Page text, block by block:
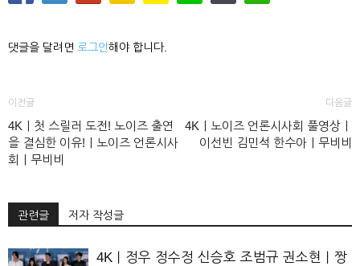
댓글을 달려면 로그인해야 합니다.
이전글
4K｜첫 스릴러 도전! 노이즈 출연
을 결심한 이유!｜노이즈 언론시사
회｜무비비
다음글
4K｜노이즈 언론시사회 풀영상｜
이선빈 김민석 한수아｜무비비
관련글 저자 작성글
4K｜정우 정수정 신승호 조범규 권소현｜짱